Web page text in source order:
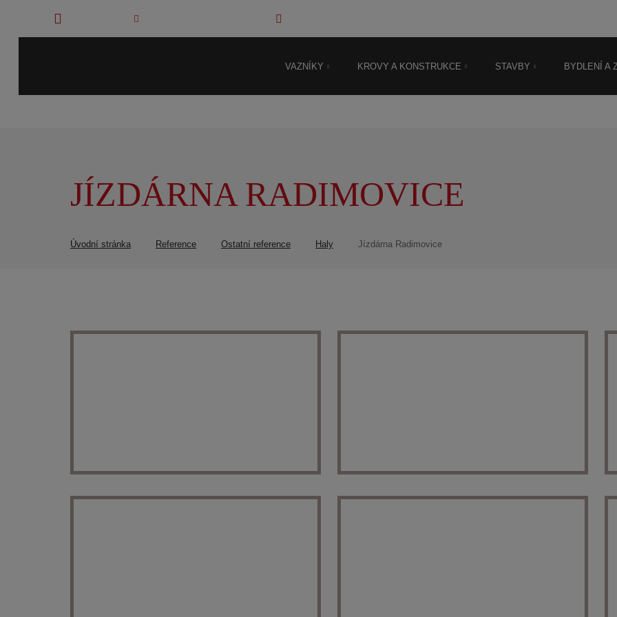
VAZNÍKY KROVY A KONSTRUKCE STAVBY BYDLENÍ A
JÍZDÁRNA RADIMOVICE
Úvodní stránka Reference Ostatní reference Haly Jízdárna Radimovice